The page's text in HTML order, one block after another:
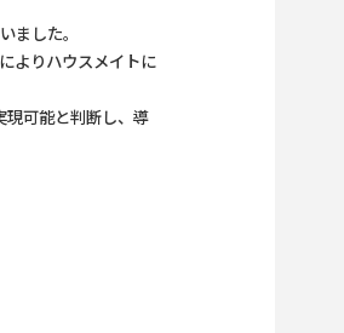
ました。
よりハウスメイトに
現可能と判断し、導